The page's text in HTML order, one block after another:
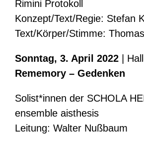
Rimini Protokoll
Konzept/Text/Regie: Stefan
Text/Körper/Stimme:
Sonntag, 3. April 2022 |
Rememory – Gedenken
Solist*innen der SCHOLA
ensemble aisthesis
Leitung: Walter Nußbaum